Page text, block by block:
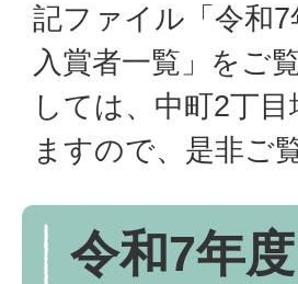
記ファイル「令和
入賞者一覧」をご
しては、中町2丁
ますので、是非ご
令和7年